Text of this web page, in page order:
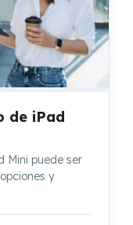
de iPad
Mini puede ser
y